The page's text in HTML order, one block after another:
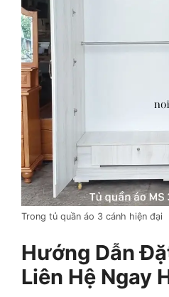
Trong tủ quần áo 3 cánh hiện đại
Hướng Dẫn
Liên Hệ Ngay